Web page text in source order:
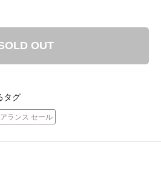
OUT
タグ
ランス セール